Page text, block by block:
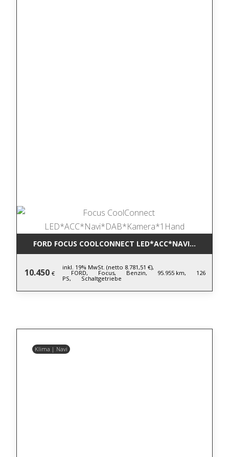
FORD FOCUS COOLCONNECT
10.450 €
inkl. 19% MwSt. (netto 8.781,51 €),
FORD, Focus, Benzin, 95.955 km, 126
PS, Schaltgetriebe
Klima | Navi